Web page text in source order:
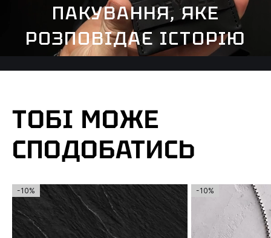
ПАКУВАННЯ, ЯКЕ
РОЗПОВІДАЄ ІСТОРІЮ
ТОБІ МОЖЕ
СПОДОБАТИСЬ
-10% -10%